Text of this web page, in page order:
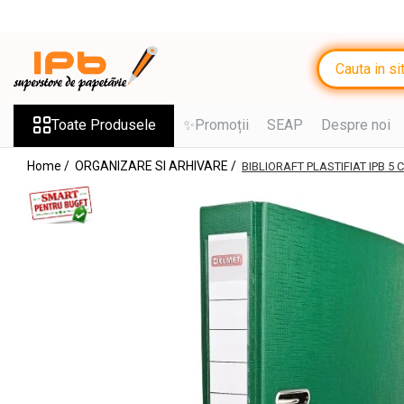
Toate Produsele
Ghiozdane, Rucsacuri, Trolere
Penare, Etuiuri, Necessaire
Caiete
Stilouri si Rollere cu Cerneala
Toate Produsele ✨Promoții SEAP Despre noi
Home / ORGANIZARE SI ARHIVARE / BIBLIORAFT PLASTIFIAT IPB 5